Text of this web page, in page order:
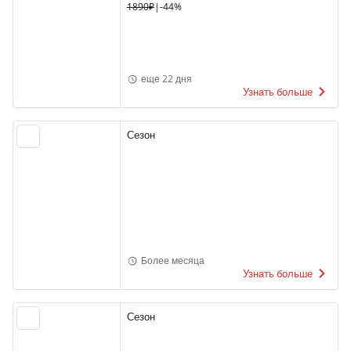
1890₽|-44%
еще 22 дня
Узнать больше
Сезон
Более месяца
Узнать больше
Сезон